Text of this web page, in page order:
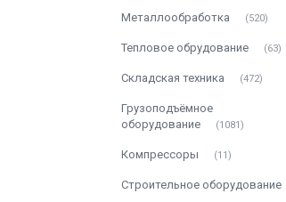
Металлообработка 520
Тепловое обрудование 63
Складская техника 472
Грузоподъёмное
оборудование
1081
Компрессоры 11
Строительное оборудование